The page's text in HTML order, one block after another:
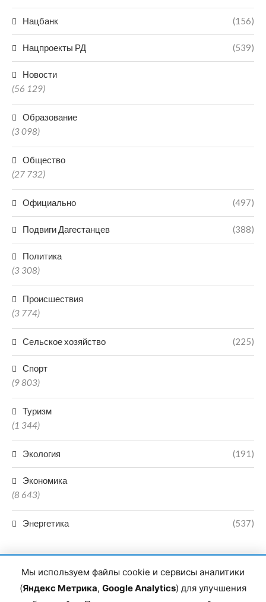
Нацбанк (156)
Нацпроекты РД (539)
Новости
(56 129)
Образование
(3 098)
Общество
(27 732)
Официально (497)
Подвиги Дагестанцев (388)
Политика
(3 308)
Происшествия
(3 774)
Сельское хозяйство (225)
Спорт
(9 803)
Туризм
(1 344)
Экология (191)
Экономика
(8 643)
Энергетика (537)
Мы используем файлы cookie и сервисы аналитики
(Яндекс Метрика, Google Analytics) для улучшения